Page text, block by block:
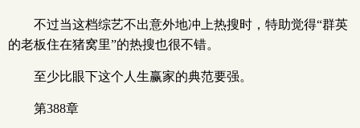
不过当这档综艺不出意外地冲上热搜时，特助觉得“群英
的老板住在猪窝里”的热搜也很不错。
至少比眼下这个人生赢家的典范要强。
第388章